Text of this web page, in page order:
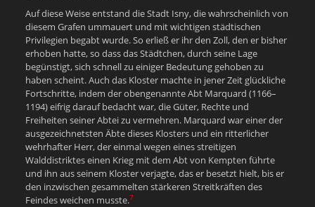
Auf diese Weise entstand die Stadt Isny, die wahrscheinlich von
diesem Grafen ummauert und mit wichtigen städtischen
Privilegien begabt wurde. So erließ er ihr den Zoll, den er bisher
erhoben hatte, so dass das Städtchen, durch seine Lage
begünstigt, sich schnell zu einiger Bedeutung gehoben zu
haben scheint. Auch das Kloster machte in jener Zeit glückliche
Fortschritte, indem der obengenannte Abt Marquard (1166–
1194) eifrig darauf bedacht war, die Güter, Rechte und
Freiheiten seiner Abtei zu vermehren. Marquard war einer der
ausgezeichnetsten Äbte dieses Klosters und ein ritterlicher
wehrhafter Herr, der einmal wegen eines streitigen
Walddistriktes einen Krieg mit dem Abt von Kempten führte
und ihn aus seinem Kloster verjagte, das er besetzt hielt, bis er
den inzwischen gesammelten stärkeren Streitkräften des
Feindes weichen musste.7